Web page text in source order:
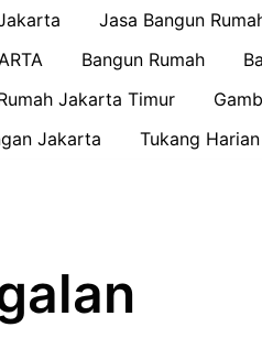
Jasa Bangun
Bangun Rumah
Jakarta Timur
Jakarta
Tukang